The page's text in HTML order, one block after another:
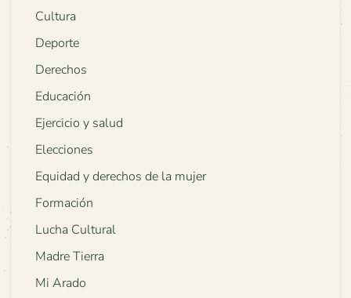
Cultura
Deporte
Derechos
Educación
Ejercicio y salud
Elecciones
Equidad y derechos de la mujer
Formación
Lucha Cultural
Madre Tierra
Mi Arado